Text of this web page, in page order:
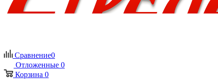
Сравнение0
Отложенные 0
Корзина 0